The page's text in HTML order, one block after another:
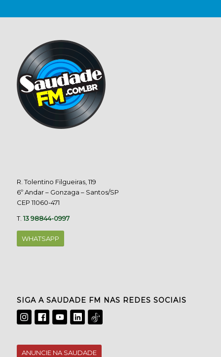
R. Tolentino Filgueiras, 119
6º Andar – Gonzaga – Santos/SP
CEP 11060-471
T.13 98844-0997
WHATSAPP
SIGA A SAUDADE FM NAS REDES SOCIAIS
ANUNCIE NA SAUDADE